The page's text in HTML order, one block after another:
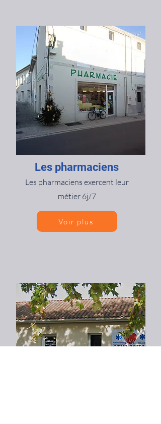
​Les pharmaciens
​Les pharmaciens exercent leur
métier 6j/7
Voir plus